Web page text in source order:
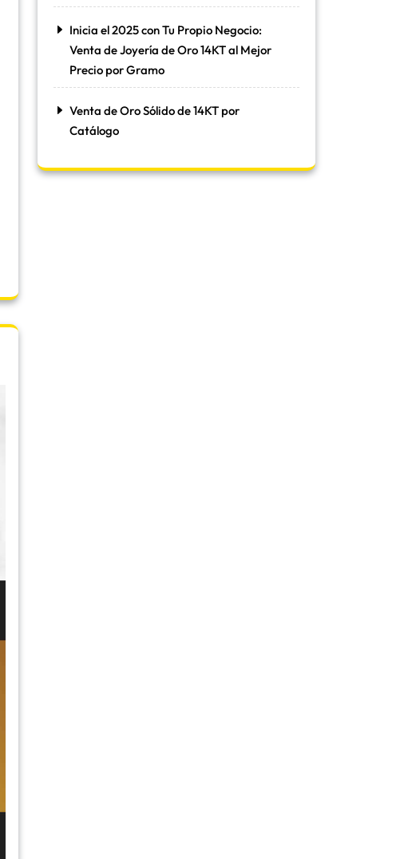
Inicia el 2025 con Tu Propio Negocio:
Venta de Joyería de Oro 14KT al Mejor
Precio por Gramo
Venta de Oro Sólido de 14KT por
Catálogo